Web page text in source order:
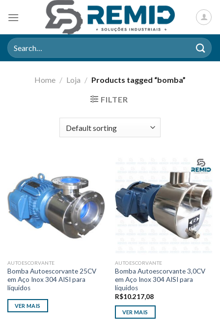
Search
for:
Home / Loja / Products tagged “bomba”
FILTER
AUTOESCORVANTE
Bomba Autoescorvante 25CV
em Aço Inox 304 AISI para
líquidos
VER MAIS
AUTOESCORVANTE
Bomba Autoescorvante 3,0CV
em Aço Inox 304 AISI para
líquidos
R$10.217,08
VER MAIS